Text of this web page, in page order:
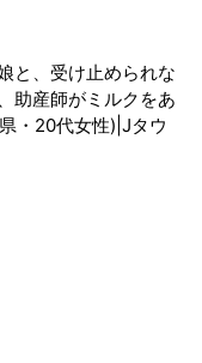
と、受け止められな
助産師がミルクをあ
・20代女性)|Jタウ